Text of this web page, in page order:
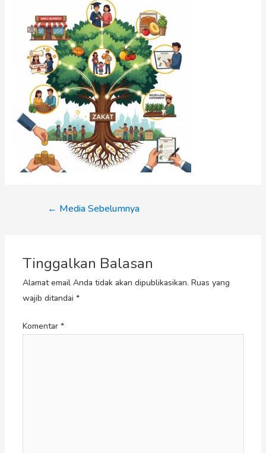
← Media Sebelumnya
Tinggalkan Balasan
Alamat email Anda tidak akan dipublikasikan. Ruas yang
wajib ditandai *
Komentar *